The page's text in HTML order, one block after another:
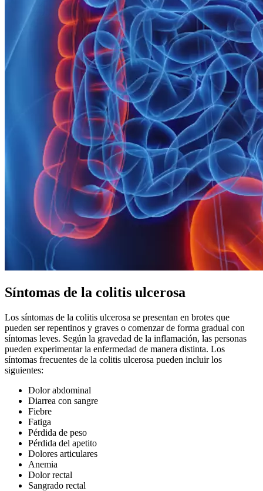
Síntomas de la colitis ulcerosa
Los síntomas de la colitis ulcerosa se presentan en brotes que
pueden ser repentinos y graves o comenzar de forma gradual con
síntomas leves. Según la gravedad de la inflamación, las personas
pueden experimentar la enfermedad de manera distinta. Los
síntomas frecuentes de la colitis ulcerosa pueden incluir los
siguientes:
Dolor abdominal
Diarrea con sangre
Fiebre
Fatiga
Pérdida de peso
Pérdida del apetito
Dolores articulares
Anemia
Dolor rectal
Sangrado rectal